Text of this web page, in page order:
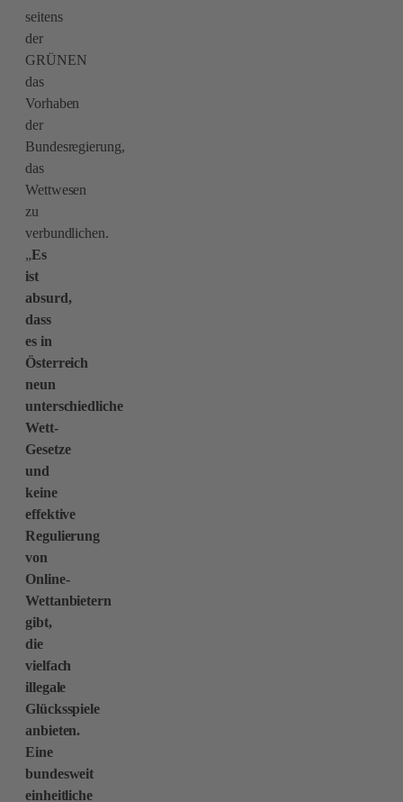
seitens
der
GRÜNEN
das
Vorhaben
der
Bundesregierung,
das
Wettwesen
zu
verbundlichen.
„Es
ist
absurd,
dass
es in
Österreich
neun
unterschiedliche
Wett-
Gesetze
und
keine
effektive
Regulierung
von
Online-
Wettanbietern
gibt,
die
vielfach
illegale
Glücksspiele
anbieten.
Eine
bundesweit
einheitliche